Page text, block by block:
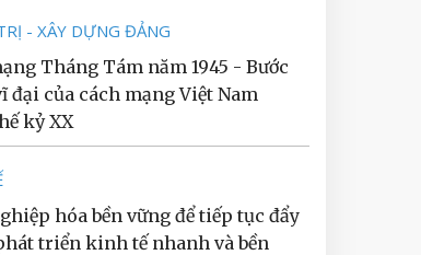
- XÂY DỰNG ĐẢNG
Tháng Tám năm 1945 - Bước
đại của cách mạng Việt Nam
kỷ XX
hóa bền vững để tiếp tục đẩy
triển kinh tế nhanh và bền